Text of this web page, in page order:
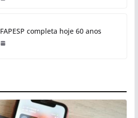
FAPESP completa hoje 60 anos